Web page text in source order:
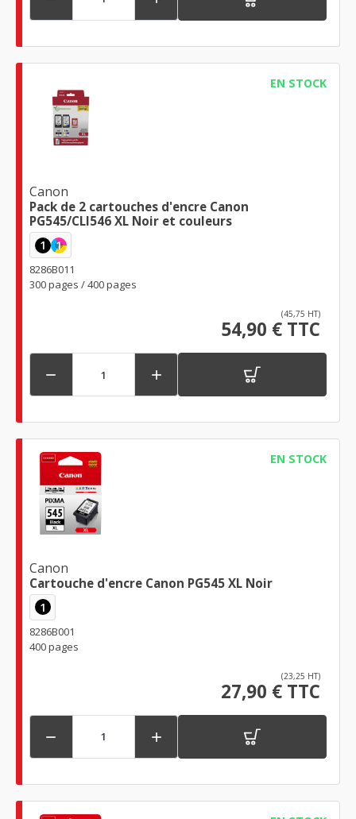
EN STOCK
Canon
Pack de 2 cartouches d'encre Canon
PG545/CLI546 XL Noir et couleurs
1 1
8286B011
300 pages / 400 pages
(45,75 HT)
54,90 € TTC
 
EN STOCK
Canon
Cartouche d'encre Canon PG545 XL Noir
1
8286B001
400 pages
(23,25 HT)
27,90 € TTC
 